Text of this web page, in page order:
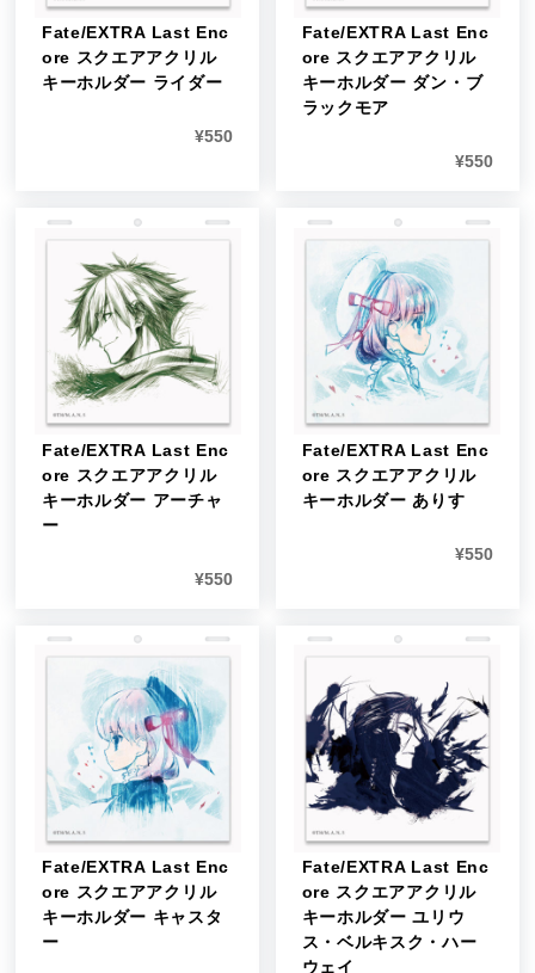
Fate/EXTRA Last Enc
ore スクエアアクリル
キーホルダー ライダー
¥550
Fate/EXTRA Last Enc
ore スクエアアクリル
キーホルダー ダン・ブ
ラックモア
¥550
Fate/EXTRA Last Enc
ore スクエアアクリル
キーホルダー アーチャ
ー
¥550
Fate/EXTRA Last Enc
ore スクエアアクリル
キーホルダー ありす
¥550
Fate/EXTRA Last Enc
ore スクエアアクリル
キーホルダー キャスタ
ー
Fate/EXTRA Last Enc
ore スクエアアクリル
キーホルダー ユリウ
ス・ベルキスク・ハー
ウェイ